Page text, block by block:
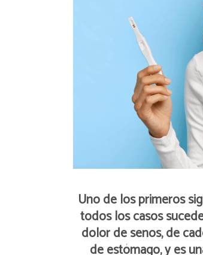
Uno de los primeros
todos los casos
dolor de senos, de
de estómago, y es